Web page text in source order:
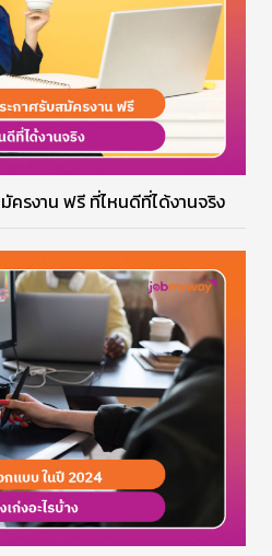
ครงาน ฟรี ที่ไหนดีที่ได้งานจริง